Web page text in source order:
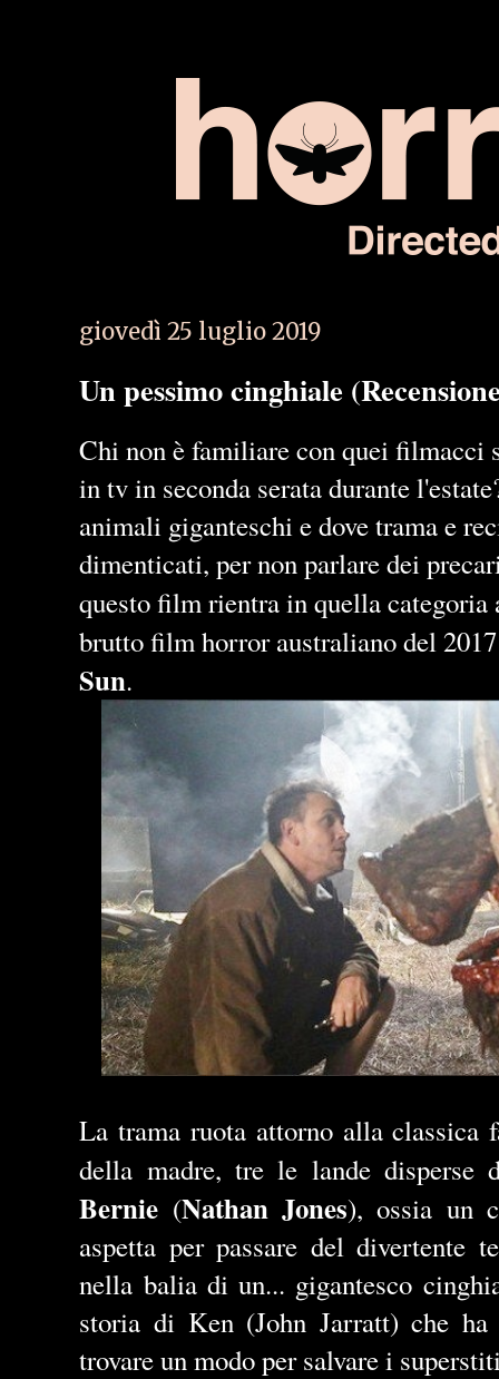
giovedì 25 luglio 2019
Un pessimo cinghiale
Chi non è familiare con quei filmacci
in tv in seconda serata durante
animali giganteschi e dove trama e
dimenticati, per non parlare dei
questo film rientra in quella
brutto film horror australiano del
Sun.
La trama ruota attorno alla
della madre, tre le lande disperse
Bernie (Nathan Jones), ossia un
aspetta per passare del divertente
nella balia di un... gigantesco
storia di Ken (John Jarratt) che
trovare un modo per salvare i